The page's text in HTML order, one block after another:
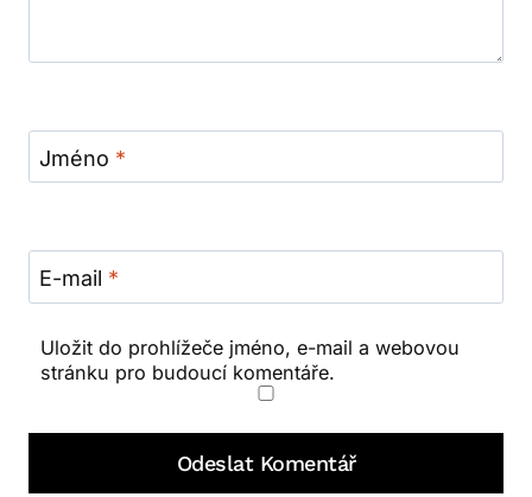
Jméno *
E-mail *
Uložit do prohlížeče jméno, e-mail a webovou
stránku pro budoucí komentáře.